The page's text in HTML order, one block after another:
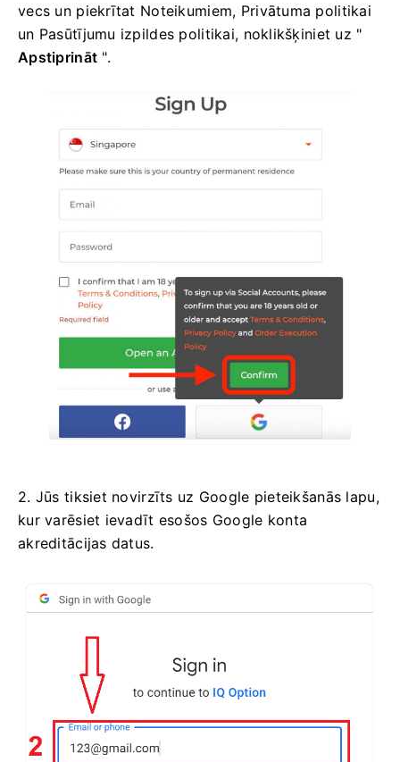
vecs un piekrītat Noteikumiem, Privātuma politikai
un Pasūtījumu izpildes politikai, noklikšķiniet uz "
Apstiprināt ".
2. Jūs tiksiet novirzīts uz Google pieteikšanās lapu,
kur varēsiet ievadīt esošos Google konta
akreditācijas datus.